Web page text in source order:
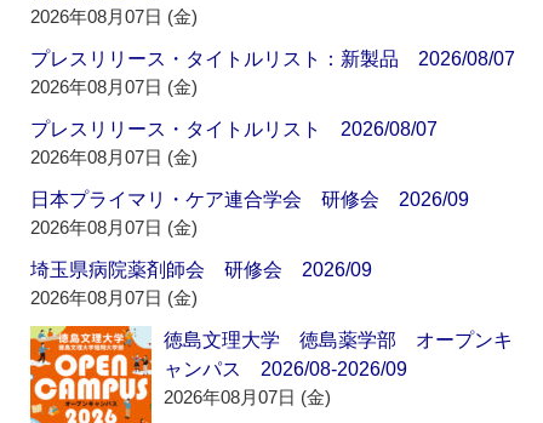
2026年08月07日 (金)
プレスリリース・タイトルリスト：新製品 2026/08/07
2026年08月07日 (金)
プレスリリース・タイトルリスト 2026/08/07
2026年08月07日 (金)
日本プライマリ・ケア連合学会 研修会 2026/09
2026年08月07日 (金)
埼玉県病院薬剤師会 研修会 2026/09
2026年08月07日 (金)
徳島文理大学 徳島薬学部 オープンキ
ャンパス 2026/08-2026/09
2026年08月07日 (金)